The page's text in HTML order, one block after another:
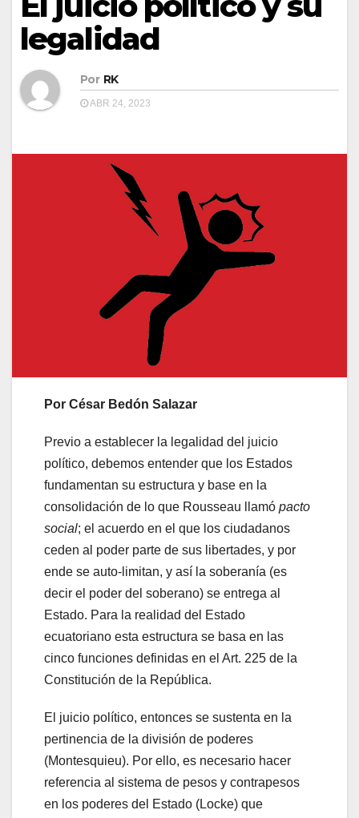
legalidad
Por RK
ABR 24, 2023
Por César Bedón Salazar
Previo a establecer la legalidad del juicio
político, debemos entender que los Estados
fundamentan su estructura y base en la
consolidación de lo que Rousseau llamó pacto
social; el acuerdo en el que los ciudadanos
ceden al poder parte de sus libertades, y por
ende se auto-limitan, y así la soberanía (es
decir el poder del soberano) se entrega al
Estado. Para la realidad del Estado
ecuatoriano esta estructura se basa en las
cinco funciones definidas en el Art. 225 de la
Constitución de la República.
El juicio político, entonces se sustenta en la
pertinencia de la división de poderes
(Montesquieu). Por ello, es necesario hacer
referencia al sistema de pesos y contrapesos
en los poderes del Estado (Locke) que